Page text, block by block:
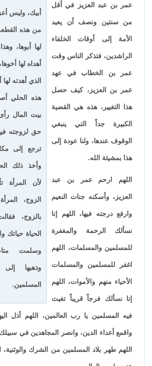
أبيك، وليس
من هذه
لها أبوها،
أهداه لها
الذي أهدته
هذه الحلي
بيت المال
حق لزوجته
ترجع إلى
وأخذ ذلك
لأن المرأة
الزوج،
بالزوج،
الحياة حياتك
وسلمت
وذهبها
المسلمين.
عمر بن عبد العزيز في أقل
من سنتين ونصف أن يعيد
الأمة إلى أوقات الخلفاء
الراشدين، فتذكر الناس وقت
عمر بن الخطاب في عهد
عمر بن العزيز، كيف حصل
هذا التغيير، هذه هي القضية
الكبيرة جداً التي ينبغي
الوقوف عندها، ولنا عودة إلى
هذا بمشيئة الله.
اللهم ارحم عمر بن عبد
العزيز، وأسكنه جنات النعيم
وارفع درجته فيها، اللهم إنا
نسألك الرحمة والمغفرة
للمسلمين والمسلمات، اللهم
اغفر للمسلمين والمسلمات
الأحياء منهم والأموات، اللهم
إنا نسألك فرجاً قريباً تغيث
فيه المسلمين يا رب العالمين، اللهم أذل
واقمع أعداء الدين، وانصر المجاهدين في
اللهم طهر بلاد المسلمين من الشرك والوثنية،